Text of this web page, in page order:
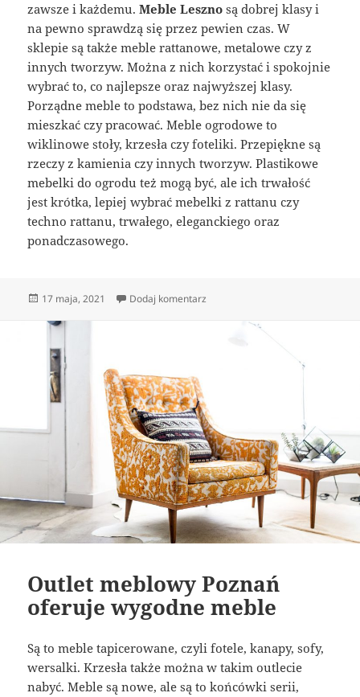
zawsze i każdemu.Meble Lesznosą dobrej klasy i
na pewno sprawdzą się przez pewien czas. W
sklepie są także meble rattanowe, metalowe czy z
innych tworzyw. Można z nich korzystać i spokojnie
wybrać to, co najlepsze oraz najwyższej klasy.
Porządne meble to podstawa, bez nich nie da się
mieszkać czy pracować. Meble ogrodowe to
wiklinowe stoły, krzesła czy foteliki. Przepiękne są
rzeczy z kamienia czy innych tworzyw. Plastikowe
mebelki do ogrodu też mogą być, ale ich trwałość
jest krótka, lepiej wybrać mebelki z rattanu czy
techno rattanu, trwałego, eleganckiego oraz
ponadczasowego.
Opublikowano
17 maja, 2021 Dodaj komentarz
Outlet meblowy Poznań
oferuje wygodne meble
Są to meble tapicerowane, czyli fotele, kanapy, sofy,
wersalki. Krzesła także można w takim outlecie
nabyć. Meble są nowe, ale są to końcówki serii,